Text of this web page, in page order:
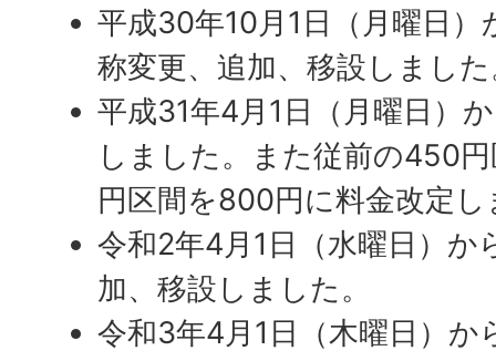
平成30年10月1日（月曜日
称変更、追加、移設しまし
平成31年4月1日（月曜日）
しました。また従前の450
円区間を800円に料金改定
令和2年4月1日（水曜日）か
加、移設しました。
令和3年4月1日（木曜日）か